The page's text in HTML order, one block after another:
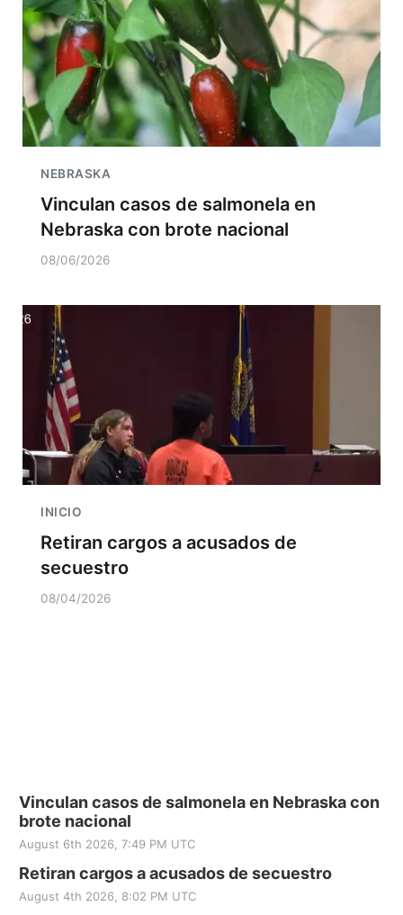
NEBRASKA
Vinculan casos de salmonela en
Nebraska con brote nacional
08/06/2026
INICIO
Retiran cargos a acusados de
secuestro
08/04/2026
Vinculan casos de salmonela en Nebraska con
brote nacional
August 6th 2026, 7:49 PM UTC
Retiran cargos a acusados de secuestro
August 4th 2026, 8:02 PM UTC